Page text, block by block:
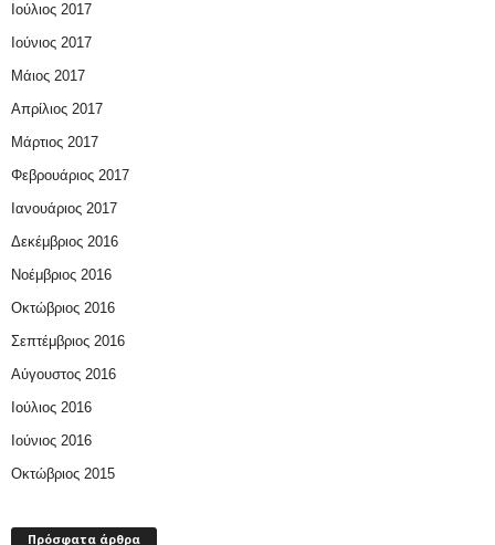
Ιούλιος 2017
Ιούνιος 2017
Μάιος 2017
Απρίλιος 2017
Μάρτιος 2017
Φεβρουάριος 2017
Ιανουάριος 2017
Δεκέμβριος 2016
Νοέμβριος 2016
Οκτώβριος 2016
Σεπτέμβριος 2016
Αύγουστος 2016
Ιούλιος 2016
Ιούνιος 2016
Οκτώβριος 2015
Πρόσφατα άρθρα